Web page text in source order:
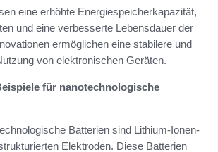
eine erhöhte Energiespeicherkapazität,
und eine verbesserte Lebensdauer der
ermöglichen eine stabilere und
von elektronischen Geräten.
für nanotechnologische
Batterien sind Lithium-Ionen-
Elektroden. Diese Batterien